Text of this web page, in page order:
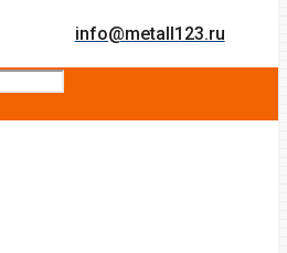
info@metall123.ru